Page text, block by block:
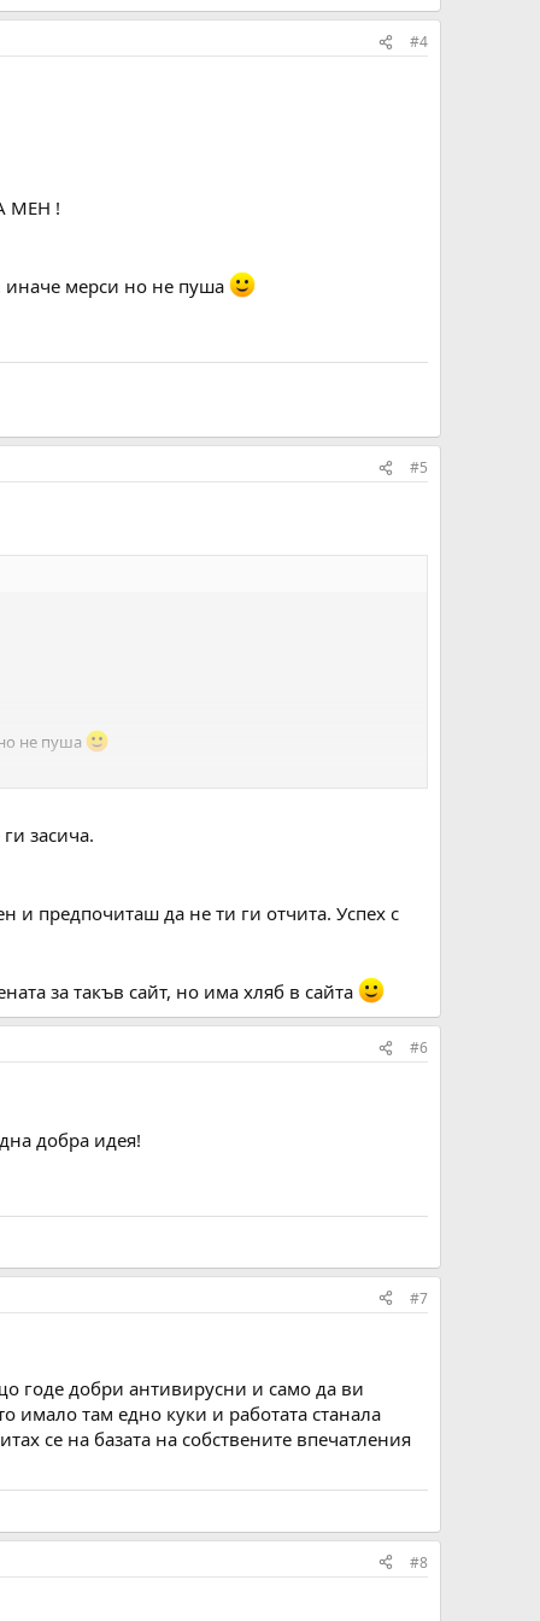
#4
МЕН !
иначе мерси но не пуша
#5
не пуша
засича.
и предпочиташ да не ти ги отчита. Успех с
за такъв сайт, но има хляб в сайта
#6
добра идея!
#7
годе добри антивирусни и само да ви
там едно куки и работата станала
се на базата на собствените впечатления
#8